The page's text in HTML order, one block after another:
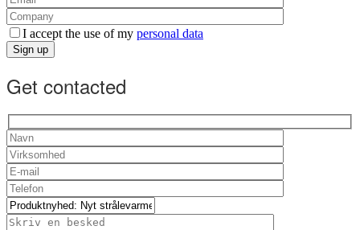
I accept the use of my personal data
Sign up
Get contacted